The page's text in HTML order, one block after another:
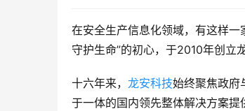
在安全生产信息化领域，有这样
守护生命”的初心，于2010年创立
十六年来， 龙安科技始终聚焦政府
于一体的国内领先整体解决方案提